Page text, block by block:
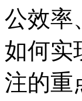
公效率
如何实
注的重